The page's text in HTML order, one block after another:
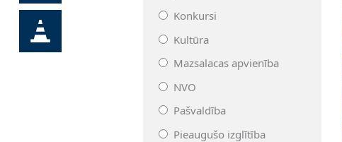
Konkursi
Kultūra
Mazsalacas apvienība
NVO
Pašvaldība
Pieaugušo izglītība